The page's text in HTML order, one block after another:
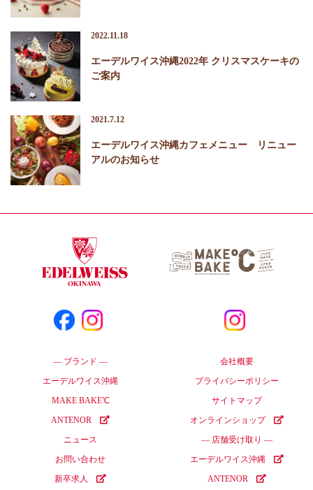
2022.11.18
エーデルワイス沖縄2022年 クリスマスケーキの
ご案内
2021.7.12
エーデルワイス沖縄カフェメニュー リニュー
アルのお知らせ
― ブランド ―
エーデルワイス沖縄
MAKE BAKE℃
ANTENOR
ニュース
お問い合わせ
新卒求人
会社概要
プライバシーポリシー
サイトマップ
オンラインショップ
― 店舗受け取り ―
エーデルワイス沖縄
ANTENOR